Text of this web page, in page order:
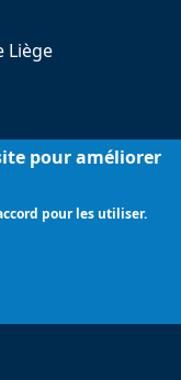
Liège
pour améliorer
pour les utiliser.